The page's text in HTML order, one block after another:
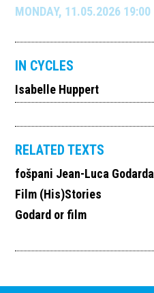
MONDAY, 11.05.2026 19:00
IN CYCLES
Isabelle Huppert
RELATED TEXTS
fošpani Jean-Luca Godarda
Film (His)Stories
Godard or film